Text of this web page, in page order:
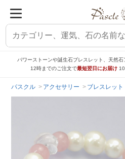
パワーストーンや誕生石ブレスレット、天然
12時までのご注文で最短翌日にお届け
パスクル アクセサリー ブレスレット